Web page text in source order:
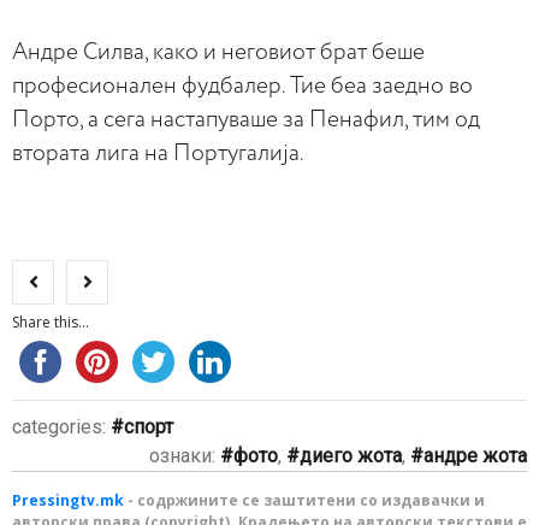
Андре Силва, како и неговиот брат беше
професионален фудбалер. Тие беа заедно во
Порто, а сега настапуваше за Пенафил, тим од
втората лига на Португалија.
Share this...
categories:
спорт
ознаки:
фото, диего жота, андре жота
Pressingtv.mk - содржините се заштитени со издавачки и